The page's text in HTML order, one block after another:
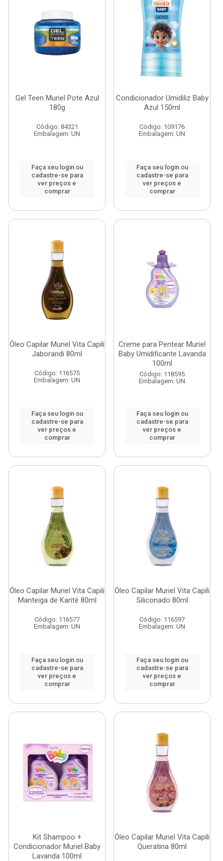
Gel Teen Muriel Pote Azul
180g
Código: 84321
Embalagem: UN
Faça seu login ou
cadastre-se para
ver preços e
comprar
Condicionador Umidiliz Baby
Azul 150ml
Código: 109176
Embalagem: UN
Faça seu login ou
cadastre-se para
ver preços e
comprar
Óleo Capilar Muriel Vita Capili
Jaborandi 80ml
Código: 116575
Embalagem: UN
Faça seu login ou
cadastre-se para
ver preços e
comprar
Creme para Pentear Muriel
Baby Umidificante Lavanda
100ml
Código: 118595
Embalagem: UN
Faça seu login ou
cadastre-se para
ver preços e
comprar
Óleo Capilar Muriel Vita Capili
Manteiga de Karité 80ml
Código: 116577
Embalagem: UN
Faça seu login ou
cadastre-se para
ver preços e
comprar
Óleo Capilar Muriel Vita Capili
Siliconado 80ml
Código: 116597
Embalagem: UN
Faça seu login ou
cadastre-se para
ver preços e
comprar
Kit Shampoo +
Condicionador Muriel Baby
Lavanda 100ml
Óleo Capilar Muriel Vita Capili
Queratina 80ml